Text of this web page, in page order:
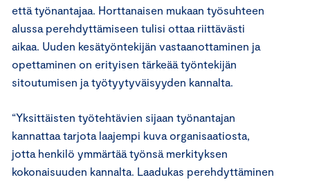
että työnantajaa. Horttanaisen mukaan työsuhteen
alussa perehdyttämiseen tulisi ottaa riittävästi
aikaa. Uuden kesätyöntekijän vastaanottaminen ja
opettaminen on erityisen tärkeää työntekijän
sitoutumisen ja työtyytyväisyyden kannalta.
“Yksittäisten työtehtävien sijaan työnantajan
kannattaa tarjota laajempi kuva organisaatiosta,
jotta henkilö ymmärtää työnsä merkityksen
kokonaisuuden kannalta. Laadukas perehdyttäminen